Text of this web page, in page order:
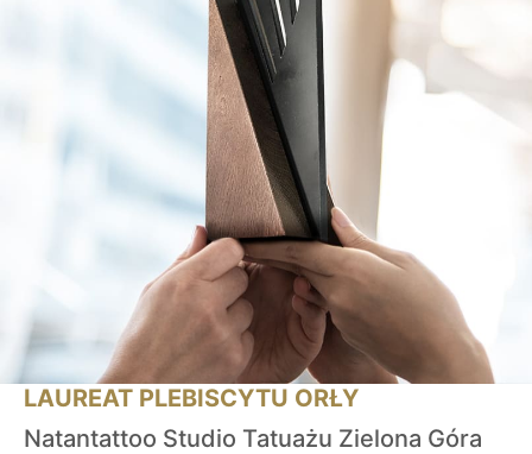
LAUREAT PLEBISCYTU ORŁY
Natantattoo Studio Tatuażu Zielona Góra